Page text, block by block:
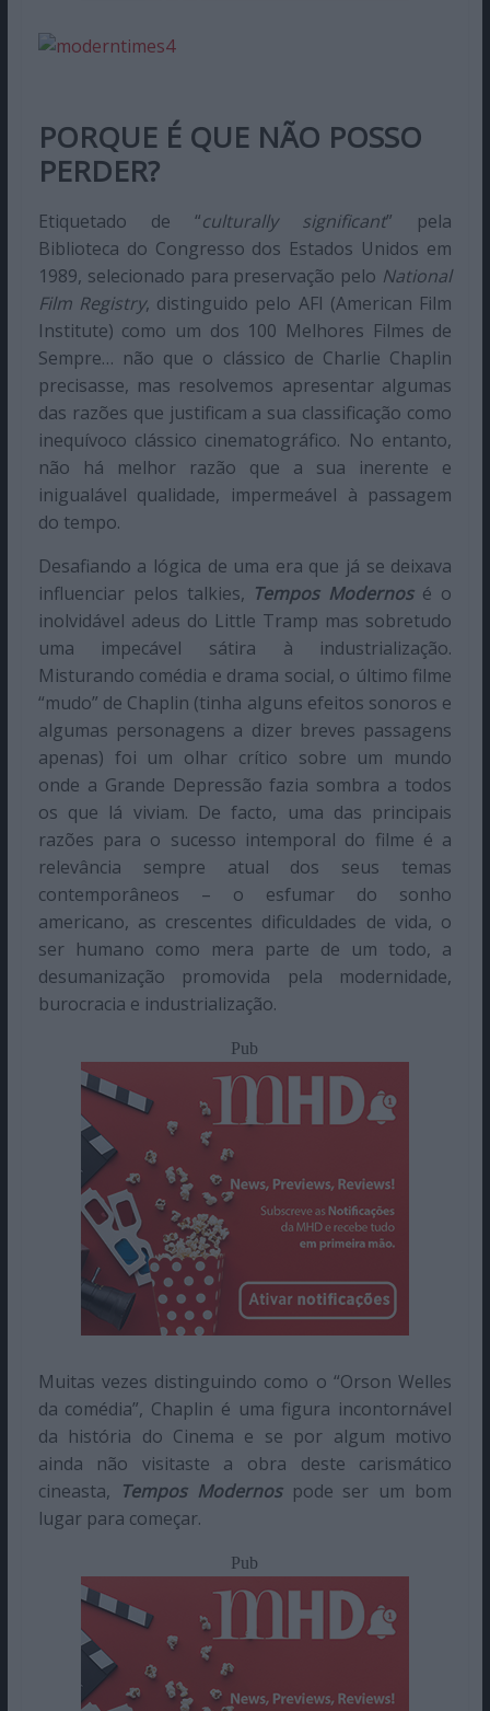
PORQUE É QUE NÃO POSSO
PERDER?
Etiquetado de “culturally significant” pela
Biblioteca do Congresso dos Estados Unidos em
1989, selecionado para preservação pelo National
Film Registry, distinguido pelo AFI (American Film
Institute) como um dos 100 Melhores Filmes de
Sempre… não que o clássico de Charlie Chaplin
precisasse, mas resolvemos apresentar algumas
das razões que justificam a sua classificação como
inequívoco clássico cinematográfico. No entanto,
não há melhor razão que a sua inerente e
inigualável qualidade, impermeável à passagem
do tempo.
Desafiando a lógica de uma era que já se deixava
influenciar pelos talkies, Tempos Modernosé o
inolvidável adeus do Little Tramp mas sobretudo
uma impecável sátira à industrialização.
Misturando comédia e drama social, o último filme
“mudo” de Chaplin (tinha alguns efeitos sonoros e
algumas personagens a dizer breves passagens
apenas) foi um olhar crítico sobre um mundo
onde a Grande Depressão fazia sombra a todos
os que lá viviam. De facto, uma das principais
razões para o sucesso intemporal do filme é a
relevância sempre atual dos seus temas
contemporâneos – o esfumar do sonho
americano, as crescentes dificuldades de vida, o
ser humano como mera parte de um todo, a
desumanização promovida pela modernidade,
burocracia e industrialização.
Pub
Muitas vezes distinguindo como o “Orson Welles
da comédia”, Chaplin é uma figura incontornável
da história do Cinema e se por algum motivo
ainda não visitaste a obra deste carismático
cineasta, Tempos Modernospode ser um bom
lugar para começar.
Pub